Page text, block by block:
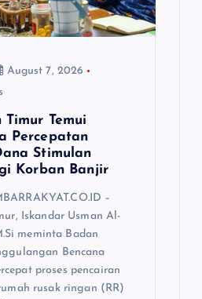
August 7, 2026
Timur Temui
Percepatan
Stimulan
Korban Banjir
–
Iskandar Usman Al-
meminta Badan
Bencana
proses pencairan
rusak ringan (RR)